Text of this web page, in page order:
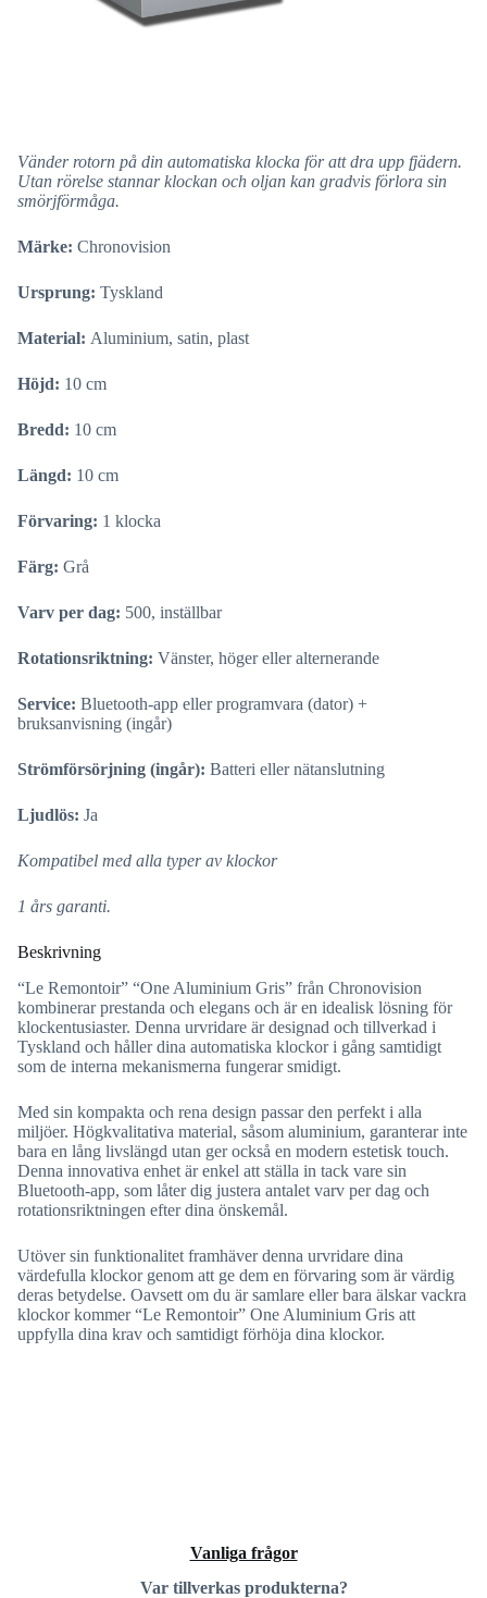
Vänder rotorn på din automatiska klocka för att dra upp fjädern.
Utan rörelse stannar klockan och oljan kan gradvis förlora sin
smörjförmåga.
Märke: Chronovision
Ursprung: Tyskland
Material: Aluminium, satin, plast
Höjd: 10 cm
Bredd: 10 cm
Längd: 10 cm
Förvaring: 1 klocka
Färg: Grå
Varv per dag: 500, inställbar
Rotationsriktning: Vänster, höger eller alternerande
Service: Bluetooth-app eller programvara (dator) +
bruksanvisning (ingår)
Strömförsörjning (ingår): Batteri eller nätanslutning
Ljudlös: Ja
Kompatibel med alla typer av klockor
1 års garanti.
Beskrivning
“Le Remontoir” “One Aluminium Gris” från Chronovision
kombinerar prestanda och elegans och är en idealisk lösning för
klockentusiaster. Denna urvridare är designad och tillverkad i
Tyskland och håller dina automatiska klockor i gång samtidigt
som de interna mekanismerna fungerar smidigt.
Med sin kompakta och rena design passar den perfekt i alla
miljöer. Högkvalitativa material, såsom aluminium, garanterar inte
bara en lång livslängd utan ger också en modern estetisk touch.
Denna innovativa enhet är enkel att ställa in tack vare sin
Bluetooth-app, som låter dig justera antalet varv per dag och
rotationsriktningen efter dina önskemål.
Utöver sin funktionalitet framhäver denna urvridare dina
värdefulla klockor genom att ge dem en förvaring som är värdig
deras betydelse. Oavsett om du är samlare eller bara älskar vackra
klockor kommer “Le Remontoir” One Aluminium Gris att
uppfylla dina krav och samtidigt förhöja dina klockor.
Vanliga frågor
Var tillverkas produkterna?